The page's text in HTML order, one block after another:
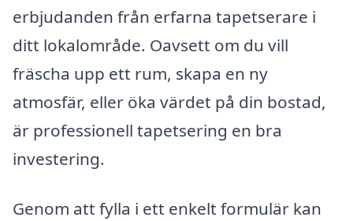
erbjudanden från erfarna tapetserare i
ditt lokalområde. Oavsett om du vill
fräscha upp ett rum, skapa en ny
atmosfär, eller öka värdet på din bostad,
är professionell tapetsering en bra
investering.
Genom att fylla i ett enkelt formulär kan